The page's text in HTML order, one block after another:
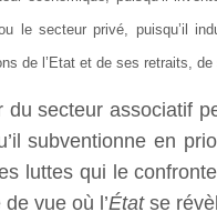
le secteur privé, puisqu’il
de l’Etat et de ses retraits,
secteur associatif
subventionne en
luttes qui le
vue où l’Étatse